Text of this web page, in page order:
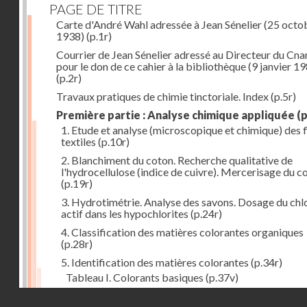
PAGE DE TITRE
Carte d'André Wahl adressée à Jean Sénelier (25
1938) (p.1r)
Courrier de Jean Sénelier adressé au Directeur du
pour le don de ce cahier à la bibliothèque (9 janvier
(p.2r)
Travaux pratiques de chimie tinctoriale. Index(p.5r)
Première partie : Analyse chimique appliquée
1. Etude et analyse (microscopique et chimique) des
textiles (p.10r)
2. Blanchiment du coton. Recherche qualitative de
l'hydrocellulose (indice de cuivre). Mercerisage du
(p.19r)
3. Hydrotimétrie. Analyse des savons. Dosage du
actif dans les hypochlorites (p.24r)
4. Classification des matières colorantes organiques
(p.28r)
5. Identification des matières colorantes (p.34r)
Tableau I. Colorants basiques (p.37v)